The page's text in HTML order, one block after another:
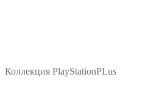
Коллекция PlayStationPLus